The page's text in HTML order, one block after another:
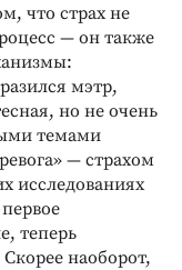
что страх не
— он также
мэтр,
но не очень
темами
— страхом
исследованиях
теперь
наоборот,